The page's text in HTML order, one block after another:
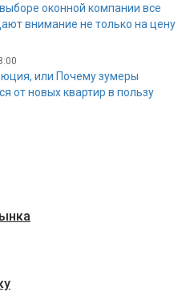
оконной компании все
внимание не только на цену
или Почему зумеры
от новых квартир в пользу